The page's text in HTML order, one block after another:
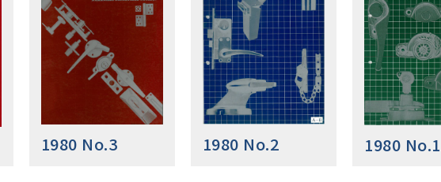
1980 No.3 1980 No.2 1980 No.1